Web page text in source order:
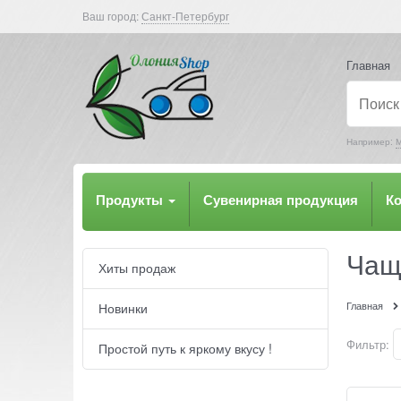
Ваш город:Санкт-Петербург
Главная
Например:
Продукты Сувенирная продукция
Хиты продаж
Новинки
Простой путь к яркому вкусу !
Главная
Фильтр: